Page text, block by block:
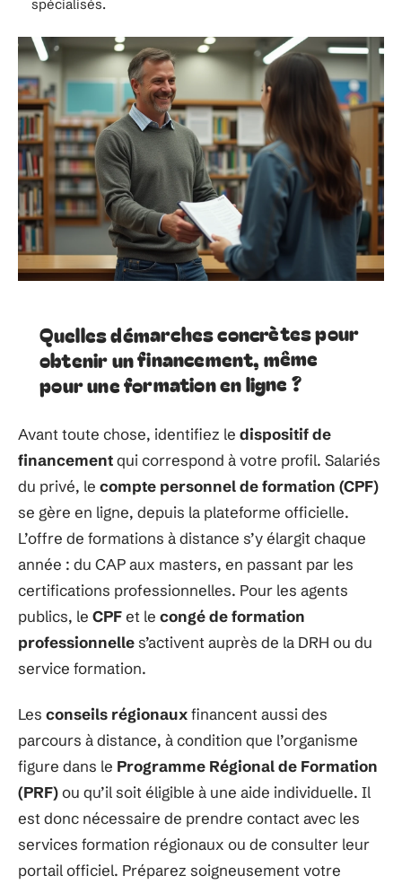
spécialisés.
Quelles démarches concrètes pour
obtenir un financement, même
pour une formation en ligne ?
Avant toute chose, identifiez le dispositif de
financementqui correspond à votre profil. Salariés
du privé, le compte personnel de formation (CPF)
se gère en ligne, depuis la plateforme officielle.
L’offre de formations à distance s’y élargit chaque
année : du CAP aux masters, en passant par les
certifications professionnelles. Pour les agents
publics, le CPFet le congé de formation
professionnelles’activent auprès de la DRH ou du
service formation.
Les conseils régionauxfinancent aussi des
parcours à distance, à condition que l’organisme
figure dans le Programme Régional de Formation
(PRF)ou qu’il soit éligible à une aide individuelle. Il
est donc nécessaire de prendre contact avec les
services formation régionaux ou de consulter leur
portail officiel. Préparez soigneusement votre